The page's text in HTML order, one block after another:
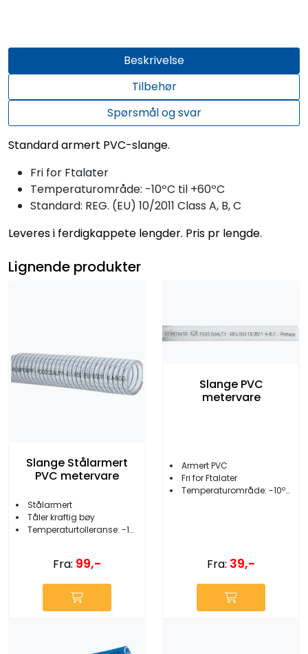
Beskrivelse
Tilbehør
Spørsmål og svar
Standard armert PVC-slange.
Fri for Ftalater
Temperaturområde: -10ºC til +60ºC
Standard: REG. (EU) 10/2011 Class A, B, C
Leveres i ferdigkappete lengder. Pris pr lengde.
Lignende produkter
Slange Stålarmert
PVC metervare
Stålarmert
Tåler kraftig bøy
Temperaturtolleranse: -10 til +60ºC
Fra: 99,-
Slange PVC
metervare
Armert PVC
Fri for Ftalater
Temperaturområde: -10ºC til +60ºC
Fra: 39,-